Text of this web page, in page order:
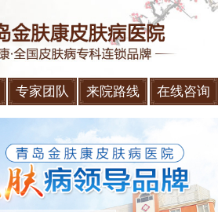
专家团队 来院路线 在线咨询